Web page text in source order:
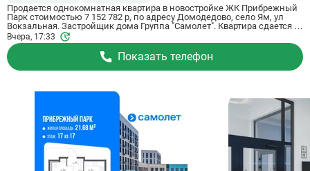
Продается однокомнатная квартира в новостройке ЖК Прибрежный
Парк стоимостью 7 152 782 р, по адресу Домодедово, село Ям, ул
Вокзальная. Застройщик дома Группа "Самолет". Квартира сдается в
IV квартале 2028 года с черновой отделкой, в 23 минутах на машине
от станции метро Домодедовская. Общая площадь квартиры - 38.08
м². Этаж 12 из 17. ID квартиры на СтройкиРУ 801181, скажите его
когда будете звонить.
Вчера, 17:33
Показать телефон